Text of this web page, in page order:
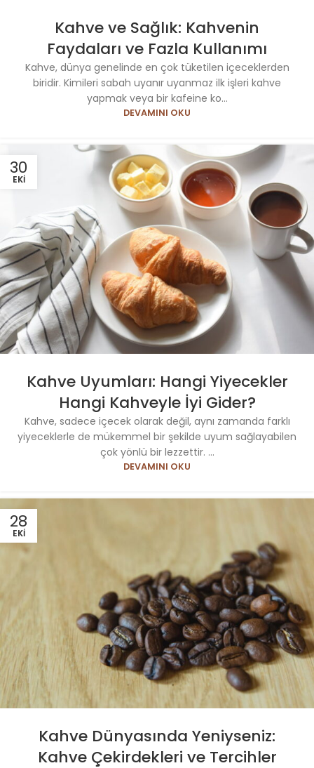
Kahve ve Sağlık: Kahvenin
Faydaları ve Fazla Kullanımı
Kahve, dünya genelinde en çok tüketilen içeceklerden
biridir. Kimileri sabah uyanır uyanmaz ilk işleri kahve
yapmak veya bir kafeine ko...
DEVAMINI OKU
30
EKI
Kahve Uyumları: Hangi Yiyecekler
Hangi Kahveyle İyi Gider?
Kahve, sadece içecek olarak değil, aynı zamanda farklı
yiyeceklerle de mükemmel bir şekilde uyum sağlayabilen
çok yönlü bir lezzettir. ...
DEVAMINI OKU
28
EKI
Kahve Dünyasında Yeniyseniz:
Kahve Çekirdekleri ve Tercihler